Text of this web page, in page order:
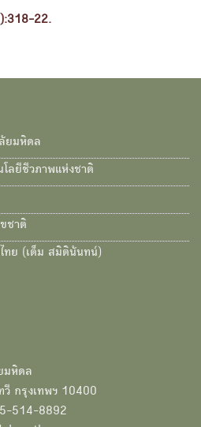
22.
ยมหิดล
ลยีชีวภาพแห่งชาติ
ชาติ
ทย (เต็ม สมิตินันทน์)
มหิดล
วี กรุงเทพฯ 10400
514-8892